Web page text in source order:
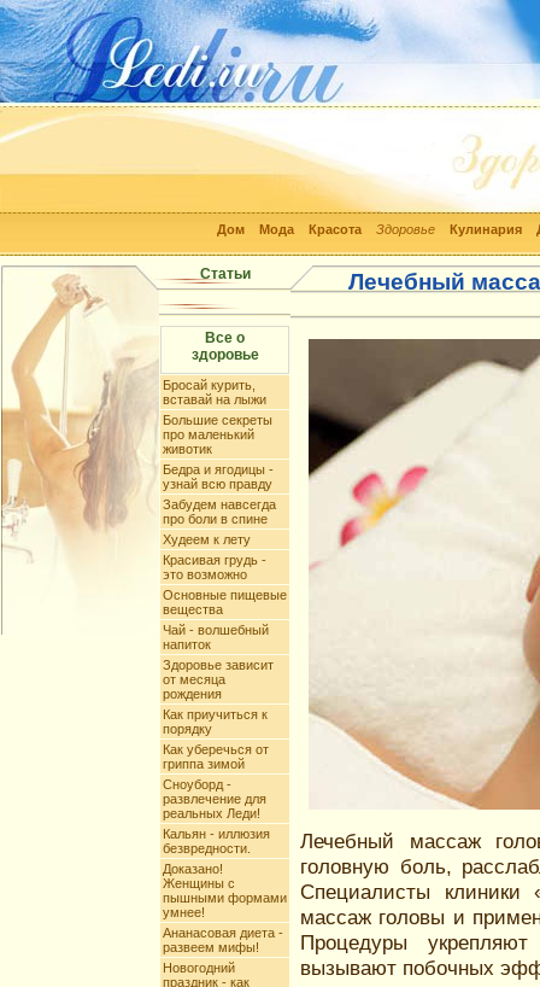
Дом Мода Красота Здоровье Кулинария
Статьи Лечебный
Все о
здоровье
Бросай курить,
вставай на лыжи
Большие секреты
про маленький
животик
Бедра и ягодицы -
узнай всю правду
Забудем навсегда
про боли в спине
Худеем к лету
Красивая грудь -
это возможно
Основные пищевые
вещества
Чай - волшебный
напиток
Здоровье зависит
от месяца
рождения
Как приучиться к
порядку
Как уберечься от
гриппа зимой
Сноуборд -
развлечение для
реальных Леди!
Кальян - иллюзия
безвредности.
Доказано!
Женщины с
пышными формами
умнее!
Ананасовая диета -
развеем мифы!
Новогодний
праздник - как
Лечебный массаж
головную боль,
Специалисты клиники
массаж головы и
Процедуры
вызывают побочных